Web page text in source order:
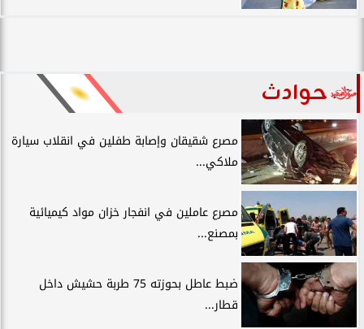
حوادث
مصرع شقيقان وإصابة طفلين في انقلاب سيارة
ملاكي...
مصرع عاملين في انفجار خزان مواد كيميائية
بمصنع...
ضبط عاطل بحوزته 75 طربة حشيش داخل
قطار...